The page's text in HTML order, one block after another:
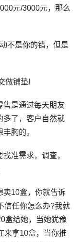
元/3000元，那么
不是你的错，但是
做铺垫!
售是通过每天朋友
多了，客户自然就
胸的。
准需求，调查，
卖10盒，你就告诉
信任你怎么办?我就
盒给她，当她犹豫
来拿10盒，当你推